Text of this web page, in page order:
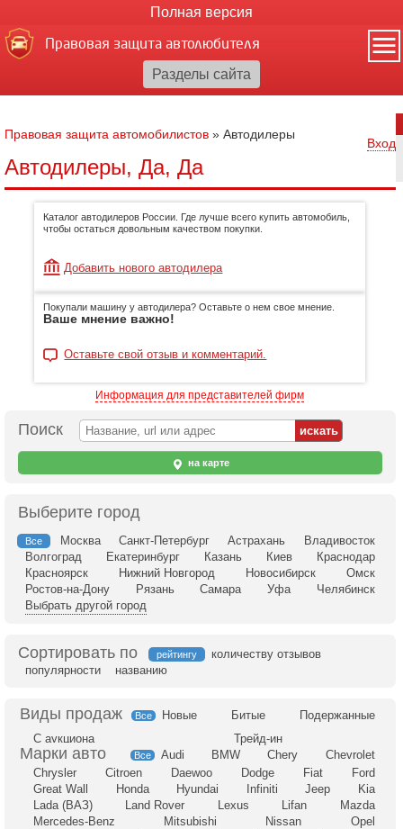
Полная версия
Правовая защита автолюбителя
Правовая защита автомобилистов » Автодилеры
Вход
Автодилеры, Да, Да
Каталог автодилеров России. Где лучше всего купить автомобиль,
чтобы остаться довольным качеством покупки.
Добавить нового автодилера
Покупали машину у автодилера? Оставьте о нем свое мнение.
Ваше мнение важно!
Оставьте свой отзыв и комментарий.
Информация для представителей фирм
Поиск
на карте
Выберите город
Все Москва Санкт-Петербург Астрахань
Владивосток
Волгоград
Екатеринбург Казань Киев
Краснодар
Красноярск
Нижний Новгород Новосибирск
Омск
Ростов-на-Дону
Рязань Самара Уфа
Челябинск
Выбрать другой город
Сортировать по рейтингу
количеству отзывов
популярности
названию
Все Новые Битые
Подержанные
С аукциона
Трейд-ин
Все Audi BMW Chery
Chevrolet
Chrysler
Citroen Daewoo Dodge Fiat
Ford
Great Wall
Honda Hyundai Infiniti Jeep
Kia
Lada (ВАЗ)
Land Rover Lexus Lifan
Mazda
Mercedes-Benz
Mitsubishi Nissan
Opel